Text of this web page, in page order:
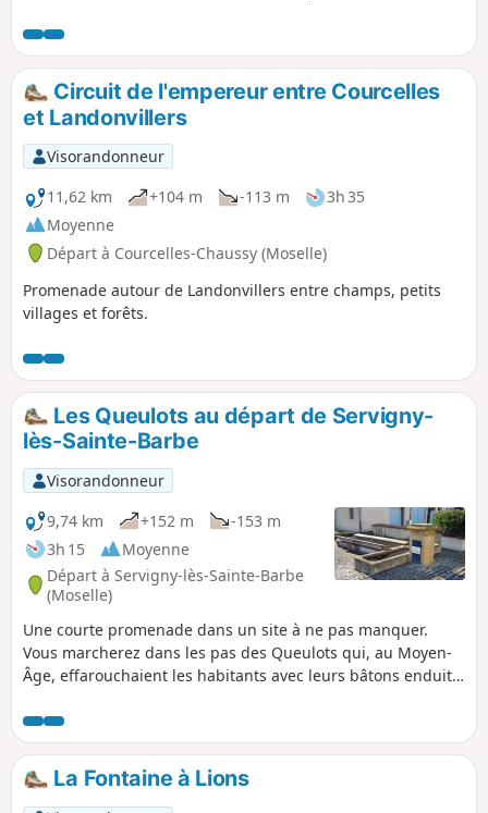
réhabilité en 2009 par la pose d'une plaque
commémorative : 340 ans pour que le village
retrouve dialogue et respect entre les différentes
confessionsCet itinéraire traverse ensuite les
villages lorrains de Cheuby, Sainte-Barbe, Gras et
Retonfey dans lesquels vous pourrez admirer
fermes, châteaux, calvaires et lavoirs.
Circuit de l'empereur entre Courcelles
et Landonvillers
Visorandonneur
11,62 km
+104 m -113 m
3h 35
Moyenne
Départ à Courcelles-Chaussy (Moselle)
Promenade autour de Landonvillers entre champs, petits
villages et forêts.
Les Queulots au départ de Servigny-
lès-Sainte-Barbe
Visorandonneur
9,74 km
+152 m
-153 m
3h 15
Moyenne
Départ à Servigny-lès-Sainte-Barbe
(Moselle)
Une courte promenade dans un site à ne pas manquer.
Vous marcherez dans les pas des Queulots qui, au Moyen-
Âge, effarouchaient les habitants avec leurs bâtons enduits
La Fontaine à Lions